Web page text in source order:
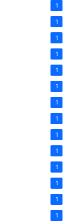
1
1
1
1
1
1
1
1
1
1
1
1
1
1